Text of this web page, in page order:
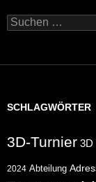
Suchen
nach:
SCHLAGWÖRTER
3D-Turnier 3D
2024 Abteilung